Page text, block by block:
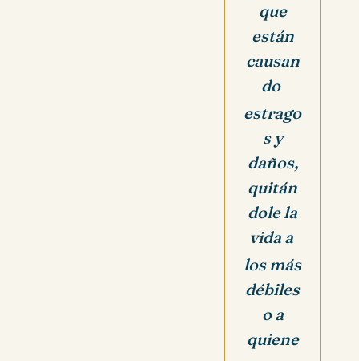
que
están
causan
do
estrago
s y
daños,
quitán
dole la
vida a
los más
débiles
o a
quiene